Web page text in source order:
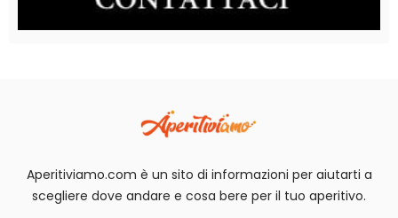
Aperitiviamo.com è un sito di informazioni per aiutarti a
scegliere dove andare e cosa bere per il tuo aperitivo.